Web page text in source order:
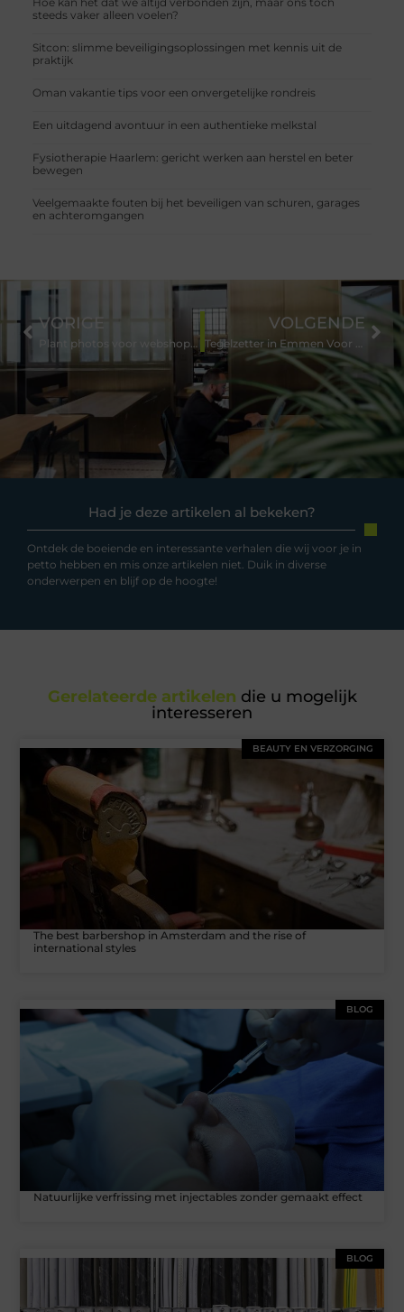
steeds vaker alleen voelen?
Sitcon: slimme beveiligingsoplossingen met kennis uit de
praktijk
Oman vakantie tips voor een onvergetelijke rondreis
Een uitdagend avontuur in een authentieke melkstal
Fysiotherapie Haarlem: gericht werken aan herstel en beter
bewegen
Veelgemaakte fouten bij het beveiligen van schuren, garages
en achteromgangen
Had je deze artikelen al bekeken?
Ontdek de boeiende en interessante verhalen die wij voor je in
petto hebben en mis onze artikelen niet. Duik in diverse
onderwerpen en blijf op de hoogte!
VORIGE
Plant photos voor webshops en tuincentra beter beheren
VOLGENDE
Tegelzetter in Emmen Voor Perfecte Resultaten
Gerelateerde artikelen die u mogelijk
interesseren
BEAUTY EN VERZORGING
The best barbershop in Amsterdam and the rise of
international styles
BLOG
Natuurlijke verfrissing met injectables zonder gemaakt effect
BLOG